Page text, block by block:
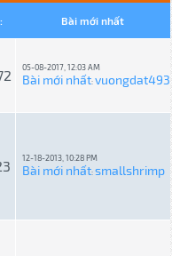
Bài mới nhất
05-08-2017, 12:03 AM
Bài mới nhất:vuongdat493
12-18-2013, 10:28 PM
Bài mới nhất:smallshrimp